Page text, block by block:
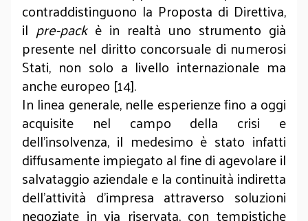
contraddistinguono la Proposta di Direttiva,
il pre-packè in realtà uno strumento già
presente nel diritto concorsuale di numerosi
Stati, non solo a livello internazionale ma
anche europeo [14].
In linea generale, nelle esperienze fino a oggi
acquisite nel campo della crisi e
dell’insolvenza, il medesimo è stato infatti
diffusamente impiegato al fine di agevolare il
salvataggio aziendale e la continuità indiretta
dell’attività d’impresa attraverso soluzioni
negoziate in via riservata, con tempistiche